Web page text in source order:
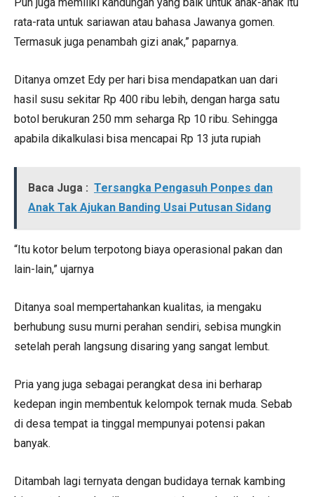
rata-rata untuk sariawan atau bahasa Jawanya gomen.
Termasuk juga penambah gizi anak,” paparnya.
Ditanya omzet Edy per hari bisa mendapatkan uan dari
hasil susu sekitar Rp 400 ribu lebih, dengan harga satu
botol berukuran 250 mm seharga Rp 10 ribu. Sehingga
apabila dikalkulasi bisa mencapai Rp 13 juta rupiah
Baca Juga : Tersangka Pengasuh Ponpes dan
Anak Tak Ajukan Banding Usai Putusan Sidang
“Itu kotor belum terpotong biaya operasional pakan dan
lain-lain,” ujarnya
Ditanya soal mempertahankan kualitas, ia mengaku
berhubung susu murni perahan sendiri, sebisa mungkin
setelah perah langsung disaring yang sangat lembut.
Pria yang juga sebagai perangkat desa ini berharap
kedepan ingin membentuk kelompok ternak muda. Sebab
di desa tempat ia tinggal mempunyai potensi pakan
banyak.
Ditambah lagi ternyata dengan budidaya ternak kambing